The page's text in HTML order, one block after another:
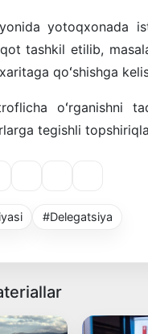
yotoqxonada
tashkil etilib,
qoʻshishga
oʻrganishni
tegishli
#Delegatsiya